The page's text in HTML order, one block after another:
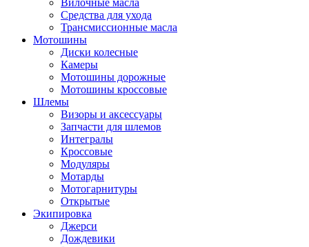
Вилочные масла
Средства для ухода
Трансмиссионные масла
Мотошины
Диски колесные
Камеры
Мотошины дорожные
Мотошины кроссовые
Шлемы
Визоры и аксессуары
Запчасти для шлемов
Интегралы
Кроссовые
Модуляры
Мотарды
Мотогарнитуры
Открытые
Экипировка
Джерси
Дождевики